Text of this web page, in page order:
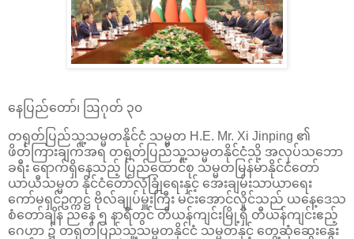
နေပြည်တော်၊ ဩဂုတ် ၃၀
တရုတ်ပြည်သူ့သမ္မတနိုင်ငံ သမ္မတ H.E. Mr. Xi Jinping ၏
ဖိတ်ကြားချက်အရ တရုတ်ပြည်သူ့သမ္မတနိုင်ငံသို့ အလုပ်သဘော
ခရီး ရောက်ရှိနေသည့် ပြည်ထောင်စု သမ္မတမြန်မာနိုင်ငံတော်
ယာယီသမ္မတ နိုင်ငံတော်လုံခြုံရေးနှင့် အေးချမ်းသာယာရေး
ကော်မရှင်ဥက္ကဋ္ဌ ဗိုလ်ချုပ်မှူးကြီး မင်းအောင်လှိုင်သည် ယနေ့ဒေသ
စံတော်ချိန် ညနေ ၅ နာရီတွင် တီယန်ကျင်းမြို့ရှိ တီယန်ကျင်းဧည့်
ဂေဟာ ၌ တရုတ်ပြည်သူ့သမ္မတနိုင်ငံ သမ္မတနှင့် တွေ့ဆုံဆွေးနွေး